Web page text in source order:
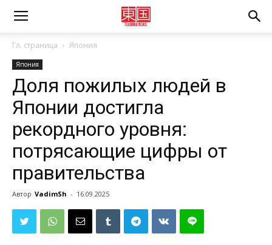
Гл. страница Япония
Япония
Доля пожилых людей в
Японии достигла
рекордного уровня:
потрясающие цифры от
правительства
Автор VadimSh - 16.09.2025